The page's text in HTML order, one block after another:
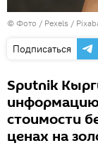
© Фото / Pexels /
Подписаться
Sputnik
стоимости
ценах на